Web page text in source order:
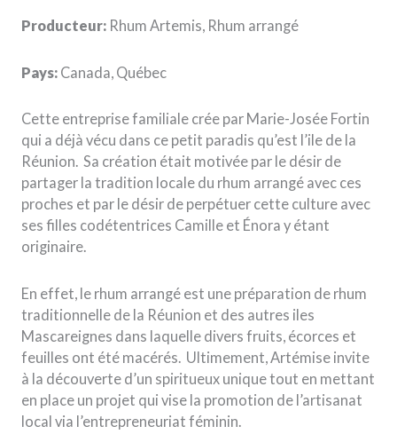
Producteur: Rhum Artemis, Rhum arrangé
Pays: Canada, Québec
Cette entreprise familiale crée par Marie-Josée Fortin
qui a déjà vécu dans ce petit paradis qu’est l’ile de la
Réunion. Sa création était motivée par le désir de
partager la tradition locale du rhum arrangé avec ces
proches et par le désir de perpétuer cette culture avec
ses filles codétentrices Camille et Énora y étant
originaire.
En effet, le rhum arrangé est une préparation de rhum
traditionnelle de la Réunion et des autres iles
Mascareignes dans laquelle divers fruits, écorces et
feuilles ont été macérés. Ultimement, Artémise invite
à la découverte d’un spiritueux unique tout en mettant
en place un projet qui vise la promotion de l’artisanat
local via l’entrepreneuriat féminin.